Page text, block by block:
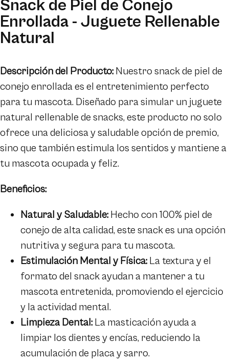
Snack de Piel de Conejo
Enrollada - Juguete Rellenable
Natural
Descripción del Producto: Nuestro snack de piel de
conejo enrollada es el entretenimiento perfecto
para tu mascota. Diseñado para simular un juguete
natural rellenable de snacks, este producto no solo
ofrece una deliciosa y saludable opción de premio,
sino que también estimula los sentidos y mantiene a
tu mascota ocupada y feliz.
Beneficios:
Natural y Saludable: Hecho con 100% piel de
conejo de alta calidad, este snack es una opción
nutritiva y segura para tu mascota.
Estimulación Mental y Física: La textura y el
formato del snack ayudan a mantener a tu
mascota entretenida, promoviendo el ejercicio
y la actividad mental.
Limpieza Dental: La masticación ayuda a
limpiar los dientes y encías, reduciendo la
acumulación de placa y sarro.